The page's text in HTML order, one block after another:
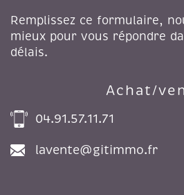
Remplissez ce formulaire,
mieux pour vous répondre
délais.
Achat/
04.91.57.11.71
lavente@gitimmo.fr